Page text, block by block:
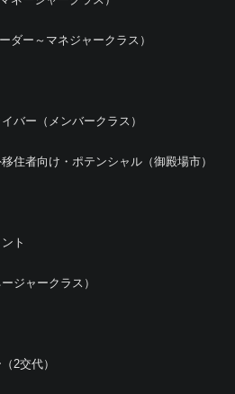
ダー～マネジャークラス）
バー（メンバークラス）
住者向け・ポテンシャル（御殿場市）
ト
ジャークラス）
2交代）